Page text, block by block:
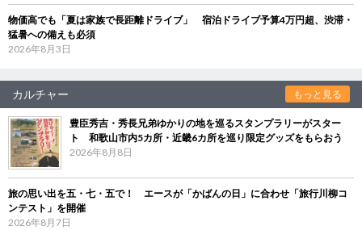
物価高でも「夏は家族で長距離ドライブ」 宿泊ドライブ予算4万円超、渋滞・
猛暑への備えも必須
2026年8月3日
カルチャー もっと見る
豊臣秀吉・秀長兄弟ゆかりの地を巡るスタンプラリーがスター
ト 和歌山市内5カ所・近畿6カ所を巡り限定グッズをもらおう
2026年8月8日
旅の思い出を五・七・五で！ エースが「かばんの日」に合わせ「旅行川柳コ
ンテスト」を開催
2026年8月7日